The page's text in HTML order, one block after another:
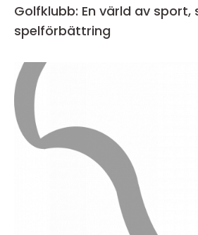
Golfklubb: En värld av
spelförbättring